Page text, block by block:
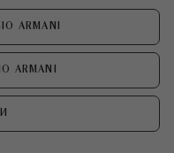
ARMANI
ARMANI